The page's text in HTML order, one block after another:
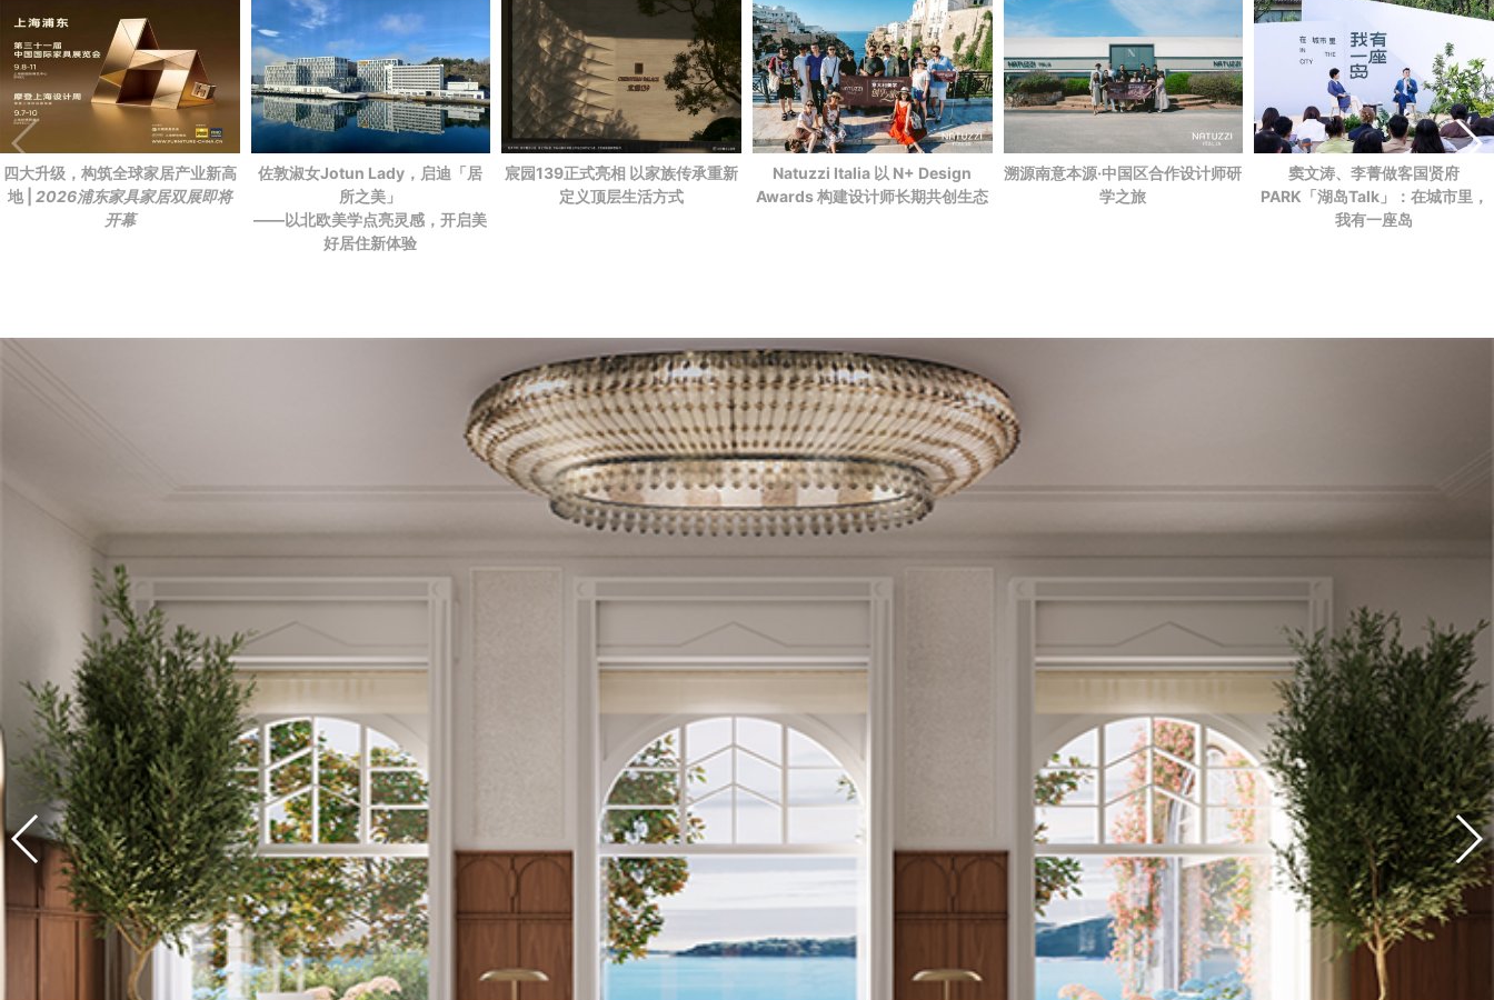
四大升级，构筑全球家居产业新高
地 | 2026浦东家具家居双展即将
开幕
佐敦淑女Jotun Lady，启迪「居
所之美」
——以北欧美学点亮灵感，开启美
好居住新体验
宸园139正式亮相 以家族传承重新
定义顶层生活方式
Natuzzi Italia 以 N+ Design
Awards 构建设计师长期共创生态
溯源南意本源·中国区合作设计师研
学之旅
窦文涛、李菁做客国贤府
PARK 「湖岛Talk」：在城市里，
我有一座岛